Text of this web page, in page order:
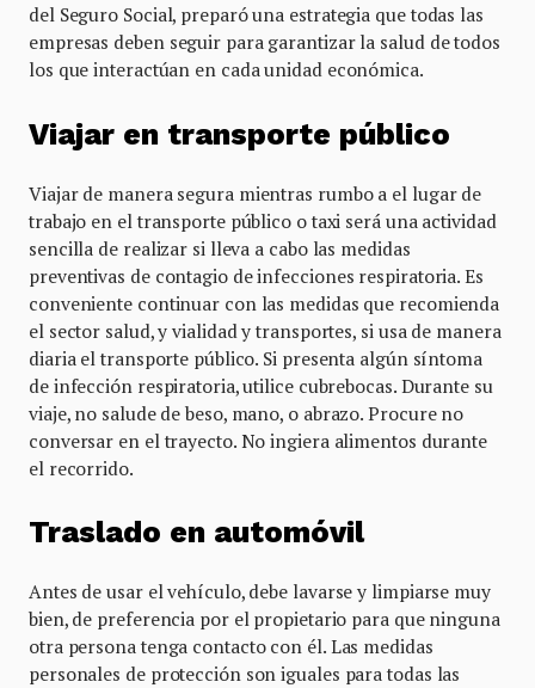
del Seguro Social, preparó una estrategia que todas las
empresas deben seguir para garantizar la salud de todos
los que interactúan en cada unidad económica.
Viajar en transporte público
Viajar de manera segura mientras rumbo a el lugar de
trabajo en el transporte público o taxi será una actividad
sencilla de realizar si lleva a cabo las medidas
preventivas de contagio de infecciones respiratoria. Es
conveniente continuar con las medidas que recomienda
el sector salud, y vialidad y transportes, si usa de manera
diaria el transporte público. Si presenta algún síntoma
de infección respiratoria, utilice cubrebocas. Durante su
viaje, no salude de beso, mano, o abrazo. Procure no
conversar en el trayecto. No ingiera alimentos durante
el recorrido.
Traslado en automóvil
Antes de usar el vehículo, debe lavarse y limpiarse muy
bien, de preferencia por el propietario para que ninguna
otra persona tenga contacto con él. Las medidas
personales de protección son iguales para todas las